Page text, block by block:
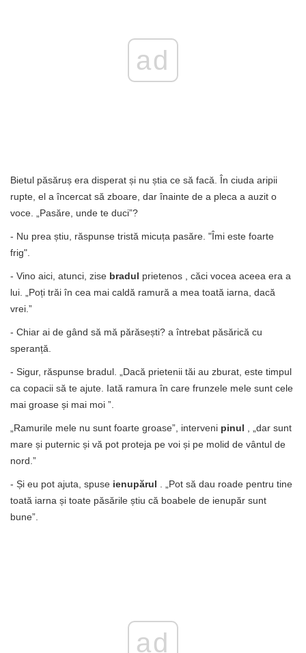
ad
Bietul păsăruș era disperat și nu știa ce să facă. În ciuda aripii
rupte, el a încercat să zboare, dar înainte de a pleca a auzit o
voce. „Pasăre, unde te duci”?
- Nu prea știu, răspunse tristă micuța pasăre. "Îmi este foarte
frig".
- Vino aici, atunci, zise bradul prietenos , căci vocea aceea era a
lui. „Poți trăi în cea mai caldă ramură a mea toată iarna, dacă
vrei.”
- Chiar ai de gând să mă părăsești? a întrebat păsărică cu
speranță.
- Sigur, răspunse bradul. „Dacă prietenii tăi au zburat, este timpul
ca copacii să te ajute. Iată ramura în care frunzele mele sunt cele
mai groase și mai moi ”.
„Ramurile mele nu sunt foarte groase”, interveni pinul , „dar sunt
mare și puternic și vă pot proteja pe voi și pe molid de vântul de
nord.”
- Și eu pot ajuta, spuse ienupărul . „Pot să dau roade pentru tine
toată iarna și toate păsările știu că boabele de ienupăr sunt
bune”.
ad